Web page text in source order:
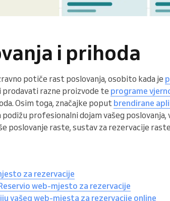
i prihoda
potiče rast poslovanja, osobito kada je
razne proizvode te programe
Osim toga, značajke poput brendirane
podižu profesionalni dojam vašeg
poslovanje raste, sustav za rezervacije
za rezervacije
web-mjesto za rezervacije
vašeg web-mjesta za rezervacije online